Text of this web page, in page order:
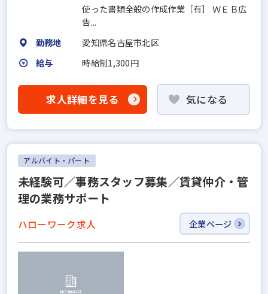
使った書類全般の作成作業［有］ ＷＥＢ広
告...
勤務地
愛知県名古屋市北区
給与
時給制1,300円
求人詳細を見る 気になる
アルバイト・パート
未経験可／事務スタッフ募集／賃貸仲介・管
理の業務サポート
ハローワーク求人 企業ページ